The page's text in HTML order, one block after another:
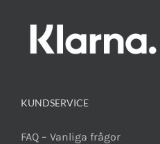
KUNDSERVICE
FAQ – Vanliga frågor